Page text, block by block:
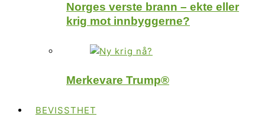
Norges verste brann – ekte eller
krig mot innbyggerne?
Merkevare Trump®
BEVISSTHET